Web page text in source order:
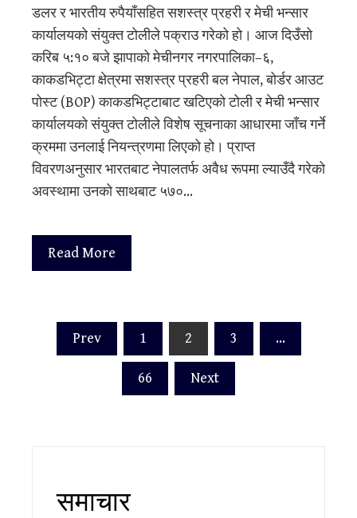
डलर र भारतीय रुपैयाँसहित सशस्त्र प्रहरी र मेची भन्सार
कार्यालयको संयुक्त टोलीले पक्राउ गरेको हो। आज दिउँसो
करिब ५:१० बजे झापाको मेचीनगर नगरपालिका–६,
काकडभिट्टा क्षेत्रमा सशस्त्र प्रहरी बल नेपाल, बोर्डर आउट
पोस्ट (BOP) काकडभिट्टाबाट खटिएको टोली र मेची भन्सार
कार्यालयको संयुक्त टोलीले विशेष सूचनाका आधारमा जाँच गर्ने
क्रममा उनलाई नियन्त्रणमा लिएको हो। प्राप्त
विवरणअनुसार भारतबाट नेपालतर्फ अवैध रूपमा ल्याउँदै गरेको
अवस्थामा उनको साथबाट ५७०…
Read More
पोस्टको
पृष्ठाङ्कन
Prev 1 2 3 …
66 Next
समाचार